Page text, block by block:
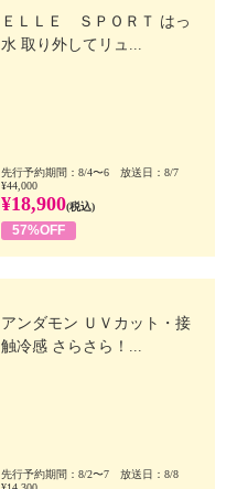
ＥＬＬＥ ＳＰＯＲＴ はっ
水 取り外してリュ...
先行予約期間：8/4〜6 放送日：8/7
¥44,000
¥18,900(税込)
57%OFF
アンダモン ＵＶカット・接
触冷感 さらさら！...
先行予約期間：8/2〜7 放送日：8/8